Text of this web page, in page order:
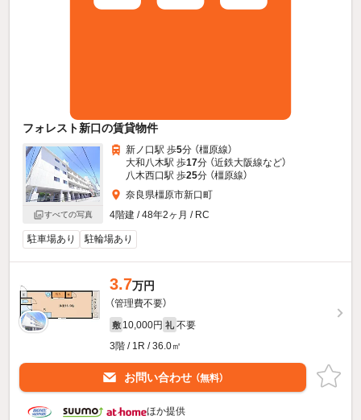
フォレスト新口の賃貸物件
すべての写真
新ノ口駅 歩5分 （橿原線）
大和八木駅 歩17分 （近鉄大阪線など）
八木西口駅 歩25分 （橿原線）
奈良県橿原市新口町
4階建 / 48年2ヶ月 / RC
駐車場あり 駐輪場あり
3.7万円
（管理費不要）
敷 10,000円 礼 不要
3階 / 1R / 36.0㎡
お問い合わせ （無料）
ほか提供